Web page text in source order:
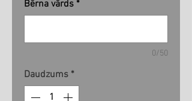
Bērna vārds *
0/50
Daudzums *